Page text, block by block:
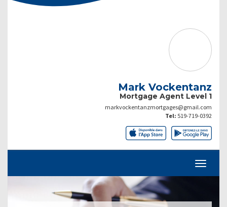
Mark Vockentanz
Mortgage Agent Level 1
markvockentanzmortgages@gmail.com
Tel: 519-719-0392